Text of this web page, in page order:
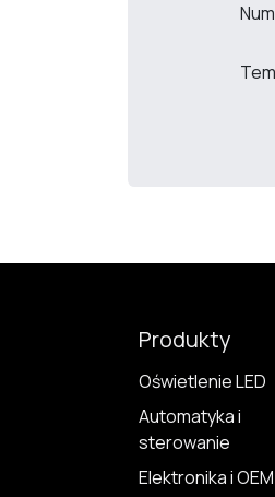
Produkty
Oświetlenie LED
Automatyka i
sterowanie
Elektronika i OEM